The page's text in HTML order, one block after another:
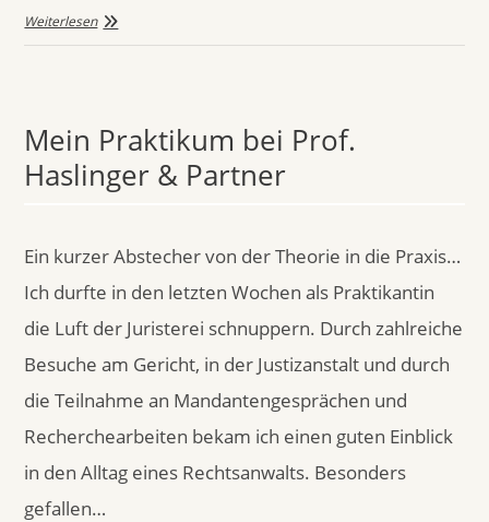
Weiterlesen
Mein Praktikum bei Prof.
Haslinger & Partner
Ein kurzer Abstecher von der Theorie in die Praxis…
Ich durfte in den letzten Wochen als Praktikantin
die Luft der Juristerei schnuppern. Durch zahlreiche
Besuche am Gericht, in der Justizanstalt und durch
die Teilnahme an Mandantengesprächen und
Recherchearbeiten bekam ich einen guten Einblick
in den Alltag eines Rechtsanwalts. Besonders
gefallen…